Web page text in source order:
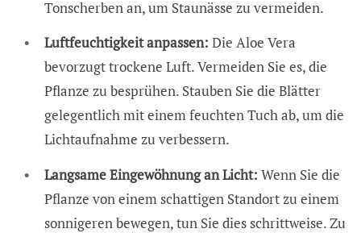
Tonscherben an, um Staunässe zu vermeiden.
Luftfeuchtigkeit anpassen: Die Aloe Vera
bevorzugt trockene Luft. Vermeiden Sie es, die
Pflanze zu besprühen. Stauben Sie die Blätter
gelegentlich mit einem feuchten Tuch ab, um die
Lichtaufnahme zu verbessern.
Langsame Eingewöhnung an Licht: Wenn Sie die
Pflanze von einem schattigen Standort zu einem
sonnigeren bewegen, tun Sie dies schrittweise. Zu